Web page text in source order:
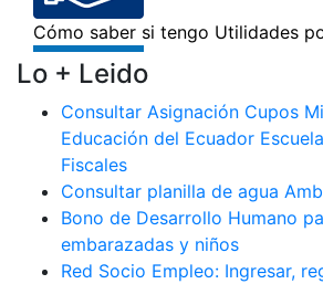
Lo + Leido
Consultar Asignación Cupos
Educación del Ecuador
Fiscales
Consultar planilla de agua
Bono de Desarrollo Humano
embarazadas y niños
Red Socio Empleo: Ingresar,